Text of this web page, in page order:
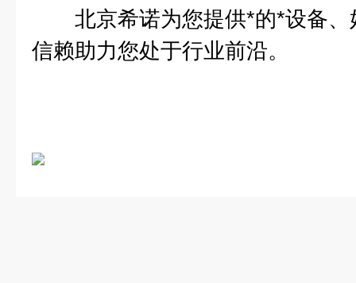
北京希诺为您提供*的*设备、
信赖助力您处于行业前沿。